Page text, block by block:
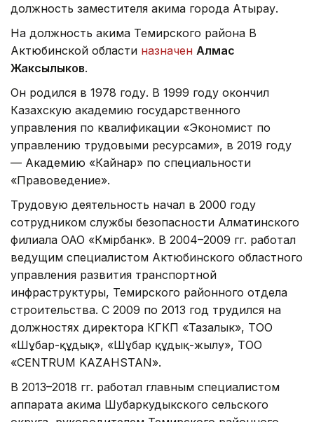
должность заместителя акима города Атырау.
На должность акима Темирского района В
Актюбинской области назначен Алмас
Жаксылыков.
Он родился в 1978 году. В 1999 году окончил
Казахскую академию государственного
управления по квалификации «Экономист по
управлению трудовыми ресурсами», в 2019 году
— Академию «Кайнар» по специальности
«Правоведение».
Трудовую деятельность начал в 2000 году
сотрудником службы безопасности Алматинского
филиала ОАО «Көмірбанк». В 2004–2009 гг. работал
ведущим специалистом Актюбинского областного
управления развития транспортной
инфраструктуры, Темирского районного отдела
строительства. С 2009 по 2013 год трудился на
должностях директора КГКП «Тазалык», ТОО
«Шұбар-құдық», «Шұбар құдық-жылу», ТОО
«CENTRUM KAZAHSTAN».
В 2013–2018 гг. работал главным специалистом
аппарата акима Шубаркудыкского сельского